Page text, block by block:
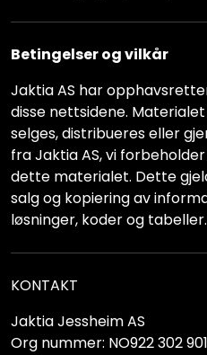
Betingelser og vilkår
Jaktia AS har
disse nettsidene.
selges, distribueres eller
fra Jaktia AS, vi
dette materialet. Dette
salg og kopiering av
løsninger, koder og tabeller.
KONTAKT
Jaktia Jessheim AS
Org nummer: NO922 302